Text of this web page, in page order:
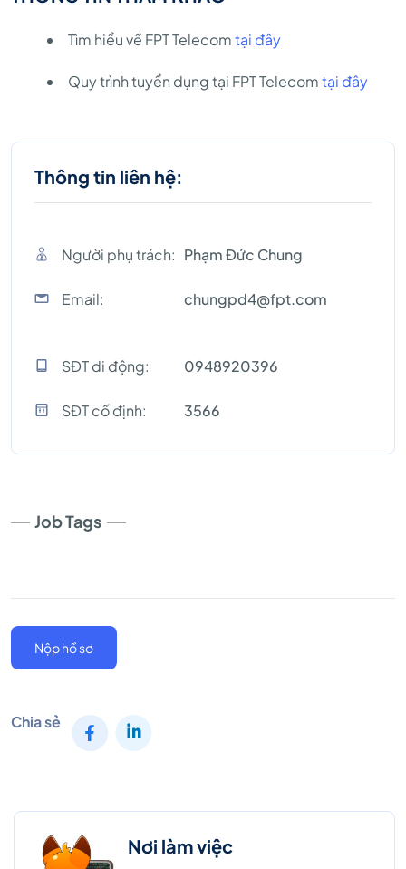
Tìm hiểu về FPT Telecomtại đây
Quy trình tuyển dụng tại FPT Telecomtại đây
Thông tin liên hệ:
Người phụ trách: Phạm Đức Chung
Email: chungpd4@fpt.com
SĐT di động: 0948920396
SĐT cố định: 3566
Job Tags
Nộp hồ sơ
Chia sẻ
Nơi làm việc